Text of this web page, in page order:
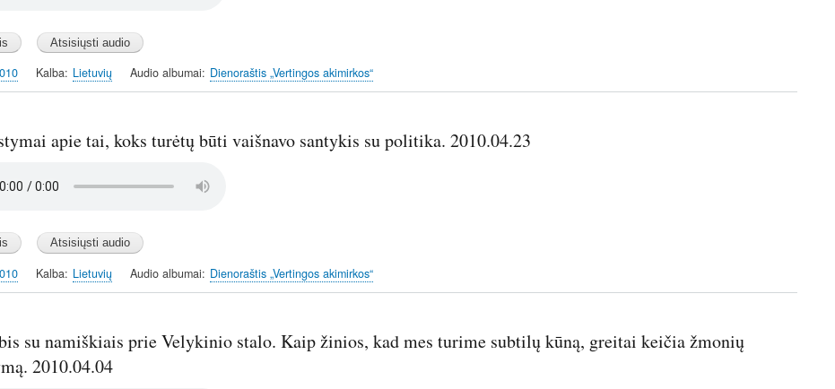
Kalba Lietuvių Audio albumai Dienoraštis „Vertingos akimirkos“
apie tai, koks turėtų būti vaišnavo santykis su politika. 2010.04.23
Kalba Lietuvių Audio albumai Dienoraštis „Vertingos akimirkos“
su namiškiais prie Velykinio stalo. Kaip žinios, kad mes turime subtilų kūną, greitai keičia žmonių
2010.04.04